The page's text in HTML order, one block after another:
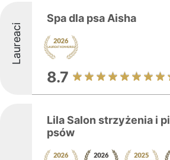
Laureaci
Spa dla psa Aisha
8.7
Lila Salon strzyżenia i
psów